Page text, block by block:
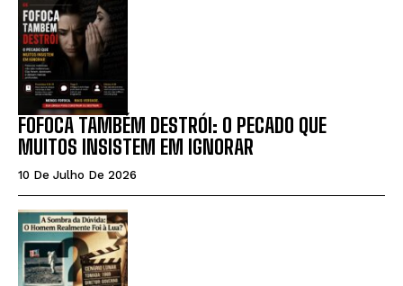
FOFOCA TAMBÉM DESTRÓI: O PECADO QUE
MUITOS INSISTEM EM IGNORAR
10 De Julho De 2026